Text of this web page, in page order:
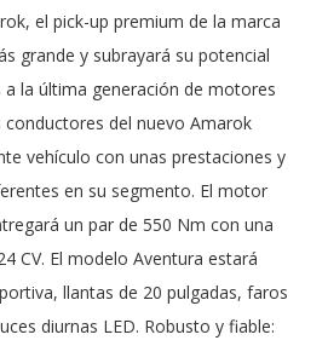
el pick-up premium de la marca
grande y subrayará su potencial
la última generación de motores
conductores del nuevo Amarok
vehículo con unas prestaciones y
en su segmento. El motor
un par de 550 Nm con una
CV. El modelo Aventura estará
llantas de 20 pulgadas, faros
diurnas LED. Robusto y fiable: